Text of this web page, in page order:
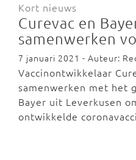
Kort nieuws
Curevac en
samenwerken
7 januari 2021 - Auteur:
Vaccinontwikkelaar
samenwerken met het
Bayer uit Leverkusen
ontwikkelde